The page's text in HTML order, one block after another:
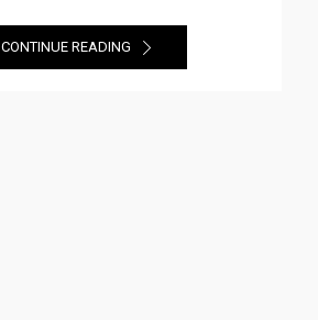
CONTINUE READING